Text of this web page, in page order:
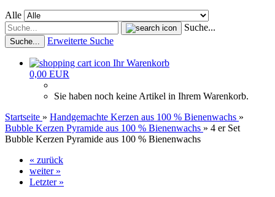
Alle
Suche...
Suche... Erweiterte Suche
Ihr Warenkorb
0,00 EUR
Sie haben noch keine Artikel in Ihrem Warenkorb.
Startseite » Handgemachte Kerzen aus 100 % Bienenwachs »
Bubble Kerzen Pyramide aus 100 % Bienenwachs » 4 er Set
Bubble Kerzen Pyramide aus 100 % Bienenwachs
« zurück
weiter »
Letzter »